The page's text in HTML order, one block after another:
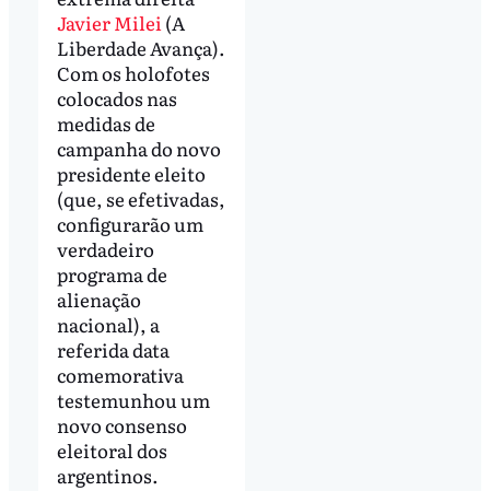
Javier Milei(A
Liberdade Avança).
Com os holofotes
colocados nas
medidas de
campanha do novo
presidente eleito
(que, se efetivadas,
configurarão um
verdadeiro
programa de
alienação
nacional), a
referida data
comemorativa
testemunhou um
novo consenso
eleitoral dos
argentinos.